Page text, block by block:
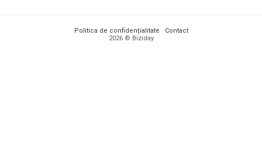
Politica de confidențialitate · Contact
2026 © Biziday